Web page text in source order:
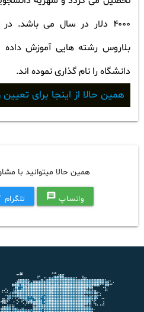
۴۰۰۰ دلار در سال می باشد.
بلاروس رشته هایی آموزش
دانشگاه را نام گذاری نموده اند.
همین حالا از اینجا برای
همین حالا میتوانید با
واتساپ message تلگرام